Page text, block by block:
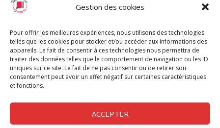
Gestion des cookies
Pour offrir les meilleures expériences, nous utilisons des technologies
telles que les cookies pour stocker et/ou accéder aux informations des
appareils. Le fait de consentir à ces technologies nous permettra de
traiter des données telles que le comportement de navigation ou les ID
uniques sur ce site. Le fait de ne pas consentir ou de retirer son
consentement peut avoir un effet négatif sur certaines caractéristiques
et fonctions.
ACCEPTER
Chèque Intermittents
Chèque Compta
Chèque Emploi Spectacle
G-Pods
Profession Audio-visuel